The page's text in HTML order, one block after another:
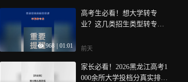
968 01:01
高考生必看！想大学转专
业？这几类招生类型转专业
前天
家长必看！2026黑龙江高考1
000余所大学投档分真实排位